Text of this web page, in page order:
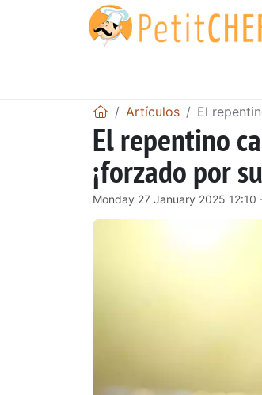
Artículos El
El repentino
¡forzado por
Monday 27 January 2025 12:10